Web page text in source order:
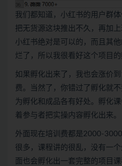
我们都知道，小红书的用户群
把无货源这块推出不久，再加
小红书绝对是可以的，而且其
烂了，所以我很看好这个项目的
如果孵化出来了，我也会涨价
费。当然了，你错过了孵化就
为孵化和成品各有好处。孵化
着参与者把实操内容孵化出来。
外面现在培训费都是2000-
很多，课程讲的很乱，没有一
面也会孵化出一套完整的项目